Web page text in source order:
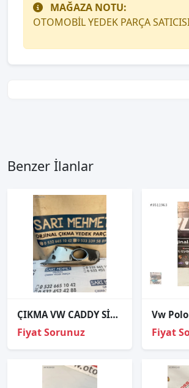
MAĞAZA NOTU:
OTOMOBİL YEDEK PARÇA
Benzer İlanlar
ÇIKMA VW CADDY SİS FARI KAPAĞI SOL
Fiyat Sorunuz Fiyat